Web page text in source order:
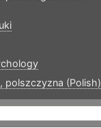
polszczyzna (Polish)